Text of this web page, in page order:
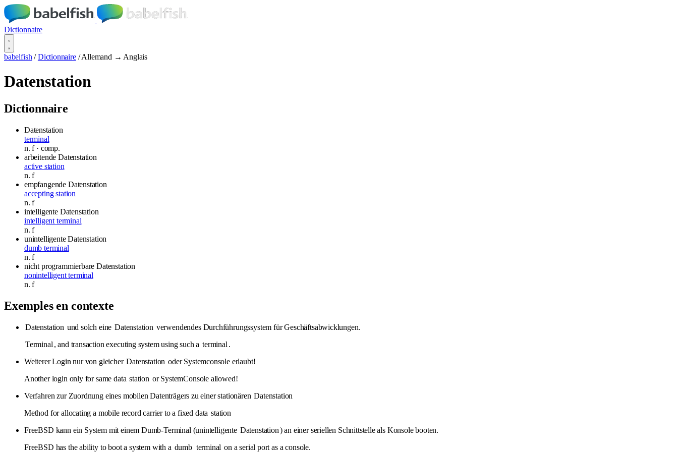
Dictionnaire
babelfish / Dictionnaire / Allemand → Anglais
Datenstation
Dictionnaire
Datenstation
terminal
n.f· comp.
arbeitende Datenstation
active station
n.f
empfangende Datenstation
accepting station
n.f
intelligente Datenstation
intelligent terminal
n.f
unintelligente Datenstation
dumb terminal
n.f
nicht programmierbare Datenstation
nonintelligent terminal
n.f
Exemples en contexte
Datenstation und solch eine Datenstation verwendendes Durchführungssystem für Geschäftsabwicklungen.
Terminal , and transaction executing system using such a terminal .
Weiterer Login nur von gleicher Datenstation oder Systemconsole erlaubt!
Another login only for same data station or SystemConsole allowed!
Verfahren zur Zuordnung eines mobilen Datenträgers zu einer stationären Datenstation
Method for allocating a mobile record carrier to a fixed data station
FreeBSD kann ein System mit einem Dumb-Terminal (unintelligente Datenstation) an einer seriellen Schnittstelle als Konsole booten.
FreeBSD has the ability to boot a system with a dumb terminal on a serial port as a console.